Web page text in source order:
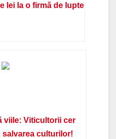
lei la o firmă de lupte
viile: Viticultorii cer
culturilor!